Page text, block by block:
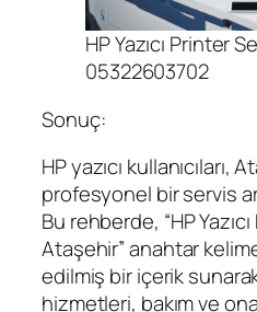
HP Yazıcı Printer
05322603702
Sonuç:
HP yazıcı kullanıcıları,
profesyonel bir servis
Bu rehberde, “HP
Ataşehir” anahtar
edilmiş bir içerik
hizmetleri, bakım ve